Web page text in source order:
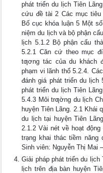
phát triển du lịch Tiên
cứu đề tài 2 Các mục
Bố cục khóa luận 5 Một
niệm du lịch và bộ phận
lịch 5.1.2 Bộ phận cấu
5.2.1 Căn cứ theo mục
tƣơng tác của du khách
phạm vi lãnh thổ 5.2.4.
đánh giá phát triển du
phát triển du lịch Tiên
5.4.3 Môi trƣờng du lịch
huyện Tiên Lãng. 2.1 Khái
du lịch tại huyện Tiên
2.1.2 Vài nét về hoạt
trạng khai thác tiềm năng
Sinh viên: Nguyễn Thị Mai
Giải pháp phát triển du
lịch trên địa bàn huyện